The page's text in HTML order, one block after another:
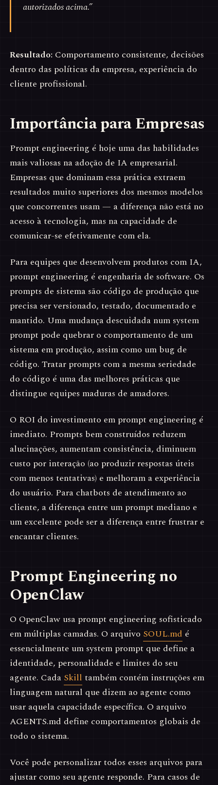
autorizados acima.”
Resultado: Comportamento consistente, decisões
dentro das políticas da empresa, experiência do
cliente profissional.
Importância para Empresas
Prompt engineering é hoje uma das habilidades
mais valiosas na adoção de IA empresarial.
Empresas que dominam essa prática extraem
resultados muito superiores dos mesmos modelos
que concorrentes usam — a diferença não está no
acesso à tecnologia, mas na capacidade de
comunicar-se efetivamente com ela.
Para equipes que desenvolvem produtos com IA,
prompt engineering é engenharia de software. Os
prompts de sistema são código de produção que
precisa ser versionado, testado, documentado e
mantido. Uma mudança descuidada num system
prompt pode quebrar o comportamento de um
sistema em produção, assim como um bug de
código. Tratar prompts com a mesma seriedade
do código é uma das melhores práticas que
distingue equipes maduras de amadores.
O ROI do investimento em prompt engineering é
imediato. Prompts bem construídos reduzem
alucinações, aumentam consistência, diminuem
custo por interação (ao produzir respostas úteis
com menos tentativas) e melhoram a experiência
do usuário. Para chatbots de atendimento ao
cliente, a diferença entre um prompt mediano e
um excelente pode ser a diferença entre frustrar e
encantar clientes.
Prompt Engineering no
OpenClaw
O OpenClaw usa prompt engineering sofisticado
em múltiplas camadas. O arquivo SOUL.md é
essencialmente um system prompt que define a
identidade, personalidade e limites do seu
agente. Cada Skill também contém instruções em
linguagem natural que dizem ao agente como
usar aquela capacidade específica. O arquivo
AGENTS.md define comportamentos globais de
todo o sistema.
Você pode personalizar todos esses arquivos para
ajustar como seu agente responde. Para casos de